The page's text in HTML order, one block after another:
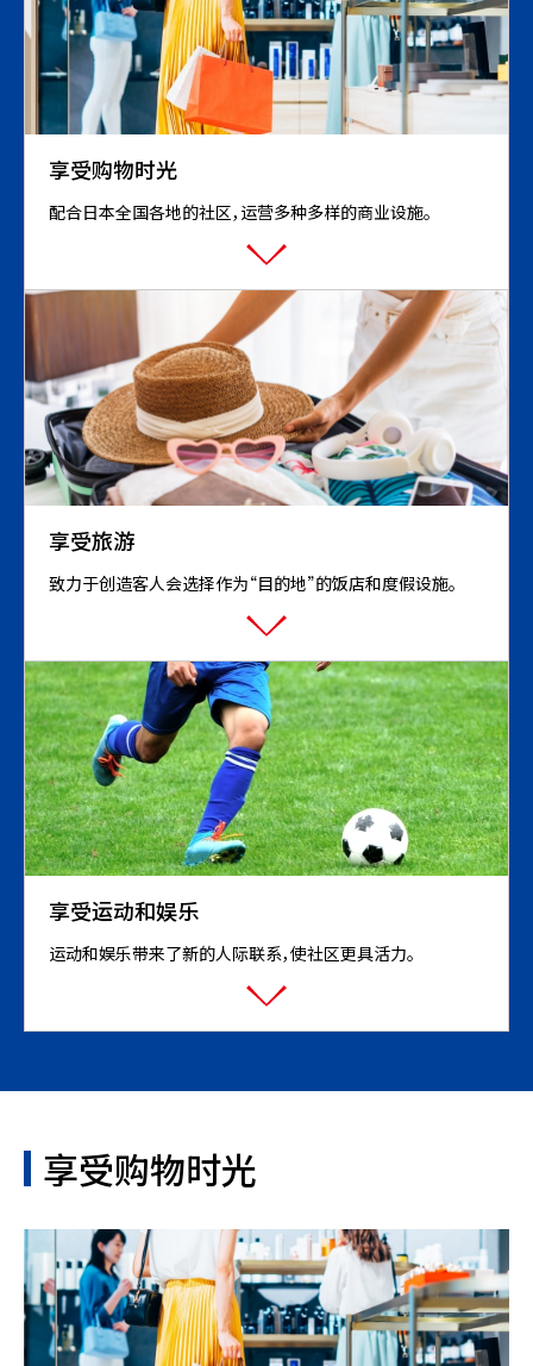
享受购物时光
配合日本全国各地的社区，运营多种多样的商业设施。
享受旅游
致力于创造客人会选择作为“目的地”的饭店和度假设施。
享受运动和娱乐
运动和娱乐带来了新的人际联系，使社区更具活力。
享受购物时光